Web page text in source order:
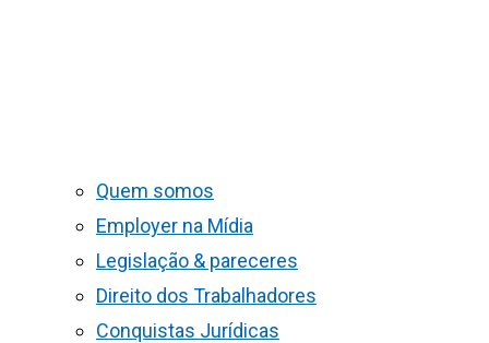
Quem somos
Employer na Mídia
Legislação & pareceres
Direito dos Trabalhadores
Conquistas Jurídicas